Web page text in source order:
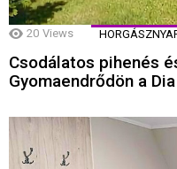
20 Views
Csodálatos pihenés
Gyomaendrődön a